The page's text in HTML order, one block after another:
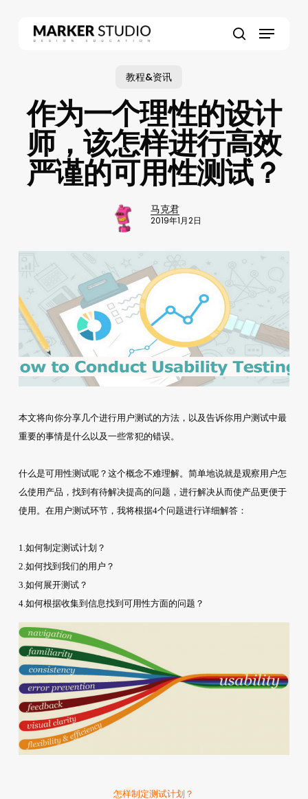
Menu
教程&资讯
作为一个理性的设计
师，该怎样进行高效
严谨的可用性测试？
马克君
2019年1月2日
本文将向你分享几个进行用户测试的方法，以及告诉你用户测试中最
重要的事情是什么以及一些常犯的错误。
什么是可用性测试呢？这个概念不难理解。简单地说就是观察用户怎
么使用产品，找到有待解决提高的问题，进行解决从而使产品更便于
使用。在用户测试环节，我将根据4个问题进行详细解答：
1.如何制定测试计划？
2.如何找到我们的用户？
3.如何展开测试？
4.如何根据收集到信息找到可用性方面的问题？
怎样制定测试计划？